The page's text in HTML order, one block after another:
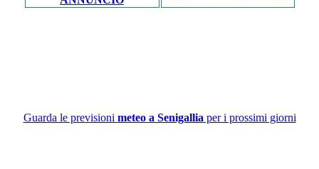
Guarda le previsioni meteo a Senigallia per i prossimi giorni